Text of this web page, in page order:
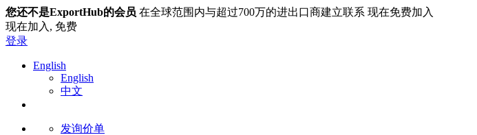
您还不是ExportHub的会员 在全球范围内与超过700万的进出口商建立联系 现在免费加入
现在加入, 免费
登录
English
English
中文
发询价单